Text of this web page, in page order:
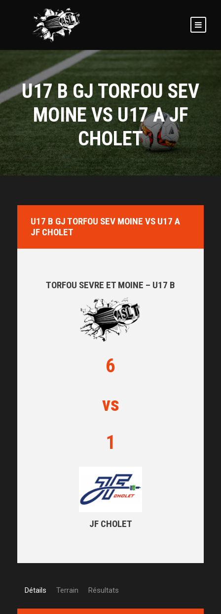
U17 B GJ TORFOU SEV
MOINE VS U17 A JF
CHOLET
U17 B GJ TORFOU SEV MOINE VS U17 A
JF CHOLET
TORFOU SEVRE ET MOINE – U17 B
6
vs
1
JF CHOLET
Détails Terrain Résultats